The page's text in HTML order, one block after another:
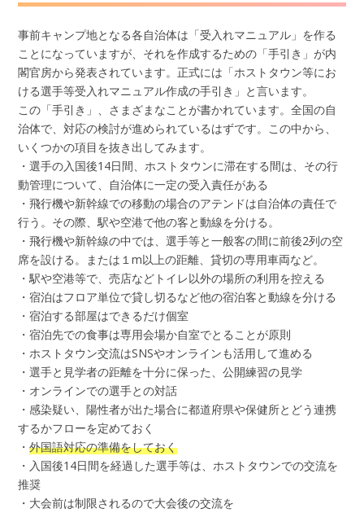
事前キャンプ地となる各自治体は「受入れマニュアル」を作る
ことになっていますが、それを作成するための「手引き」が内
閣官房から発表されています。正式には「ホストタウン等にお
ける選手等受入れマニュアル作成の手引き」と言います。
この「手引き」、さまざまなことが書かれています。全国の自
治体で、対応の検討が進められているはずです。この中から、
いくつかの項目を抜き出してみます。
・選手の入国後14日間、ホストタウンに滞在する間は、その行
動管理について、自治体に一定の受入責任がある
・飛行機や新幹線での移動の場合のアテンドは自治体の責任で
行う。その際、駅や空港で他の客と動線を分ける。
・飛行機や新幹線の中では、選手等と一般客の間に前後2列の空
席を設ける。または１m以上の距離、貸切の専用車両など。
・駅や空港等で、売店などトイレ以外の場所の利用を控える
・宿泊はフロア単位で貸し切るなど他の宿泊客と動線を分ける
・宿泊する部屋はできるだけ個室
・宿泊先での食事は専用会場か自室でとることが原則
・ホストタウン交流はSNSやオンラインも活用して進める
・選手と見学者の距離を十分に保った、公開練習の見学
・オンラインでの選手との対話
・感染疑い、陽性者が出た場合に都道府県や保健所とどう連携
するかフローを定めておく
・ 外国語対応の準備をしておく
・入国後14日間を経過した選手等は、ホストタウンでの交流を
推奨
・大会前は制限されるので大会後の交流を